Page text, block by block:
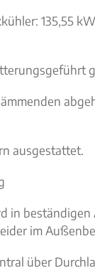
135,55
ausgestattet.
in
im
über